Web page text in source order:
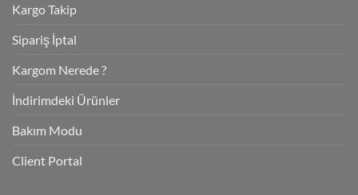
Kargo Takip
Sipariş İptal
Kargom Nerede ?
İndirimdeki Ürünler
Bakım Modu
Client Portal